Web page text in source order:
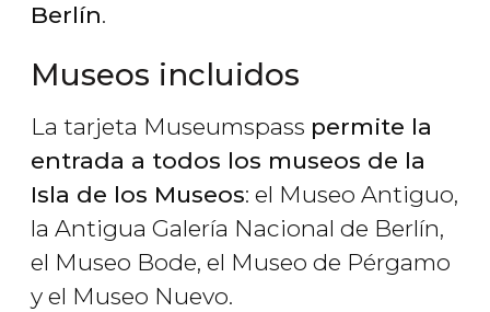
Berlín.
Museos incluidos
La tarjeta Museumspass permite la
entrada a todos los museos de la
Isla de los Museos: el Museo Antiguo,
la Antigua Galería Nacional de Berlín,
el Museo Bode, el Museo de Pérgamo
y el Museo Nuevo.